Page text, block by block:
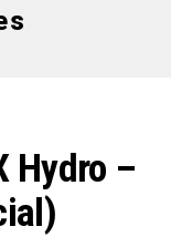
Hydro –